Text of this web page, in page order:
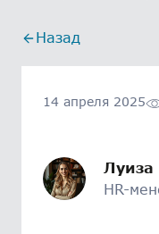
Назад
14 апреля 2025
Луиза
HR-